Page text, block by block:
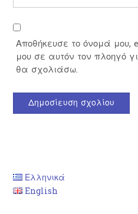
Αποθήκευσε το όνομά μου,
μου σε αυτόν τον πλοηγό
θα σχολιάσω.
Ελληνικά
English